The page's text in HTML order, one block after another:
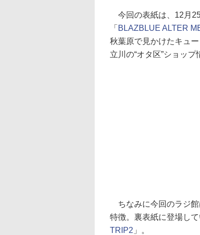
今回の表紙は、12月
「 BLAZBLUE ALTER
秋葉原で見かけたキュ
立川の“オタ区”ショップ
ちなみに今回のラジ館
特徴。裏表紙に登場し
TRIP2 」。